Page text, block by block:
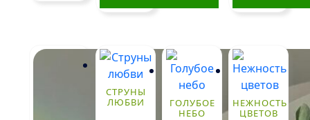
СТРУНЫ
ЛЮБВИ
ГОЛУБОЕ
НЕБО
НЕЖНОСТЬ
ЦВЕТОВ